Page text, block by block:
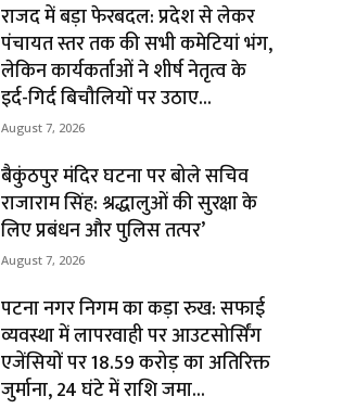
राजद में बड़ा फेरबदल: प्रदेश से लेकर
पंचायत स्तर तक की सभी कमेटियां भंग,
लेकिन कार्यकर्ताओं ने शीर्ष नेतृत्व के
इर्द-गिर्द बिचौलियों पर उठाए...
August 7, 2026
बैकुंठपुर मंदिर घटना पर बोले सचिव
राजाराम सिंह: श्रद्धालुओं की सुरक्षा के
लिए प्रबंधन और पुलिस तत्पर’
August 7, 2026
पटना नगर निगम का कड़ा रुख: सफाई
व्यवस्था में लापरवाही पर आउटसोर्सिंग
एजेंसियों पर ₹18.59 करोड़ का अतिरिक्त
जुर्माना, 24 घंटे में राशि जमा...